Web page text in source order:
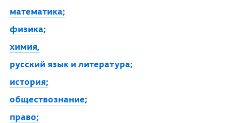
математика;
физика;
химия,
русcкий язык и литература;
история;
обществознание;
право;